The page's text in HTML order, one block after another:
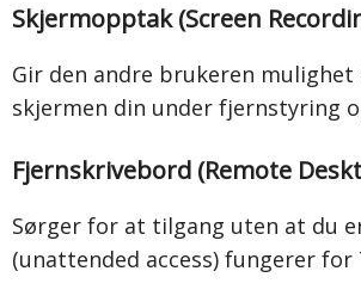
Skjermopptak (Screen
Gir den andre brukeren mulighet
skjermen din under fjernstyring
Fjernskrivebord (Remote
Sørger for at tilgang uten at du
(unattended access) fungerer for